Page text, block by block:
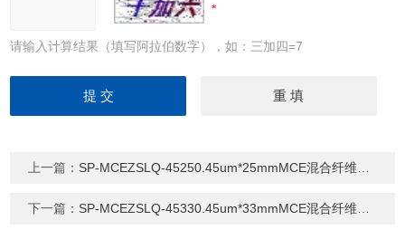
请输入计算结果（填写阿拉伯数字），如：三加四=7
上一篇： SP-MCEZSLQ-45250.45um*25mmMCE混合纤维素针式过滤器
下一篇： SP-MCEZSLQ-45330.45um*33mmMCE混合纤维素针式过滤器